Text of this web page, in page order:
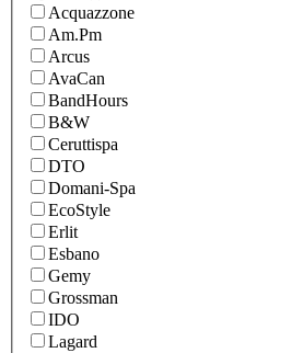
Acquazzone
Am.Pm
Arcus
AvaCan
BandHours
B&W
Ceruttispa
DTO
Domani-Spa
EcoStyle
Erlit
Esbano
Gemy
Grossman
IDO
Lagard